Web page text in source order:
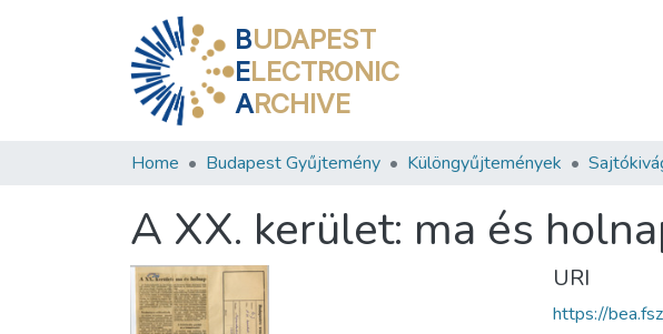
BUDAPEST
ELECTRONIC
ARCHIVE
Home Budapest Gyűjtemény Különgyűjtemények
A XX. kerület: ma és
URI
https://